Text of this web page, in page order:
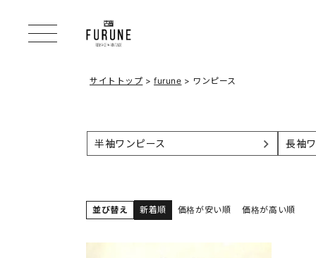
サイトトップ furune ワンピース
半袖ワンピース 長袖
並び替え 新着順 価格が安い順 価格が高い順